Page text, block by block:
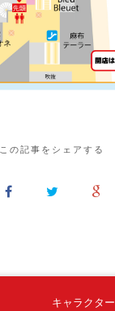
この記事をシェアする
キャラクター